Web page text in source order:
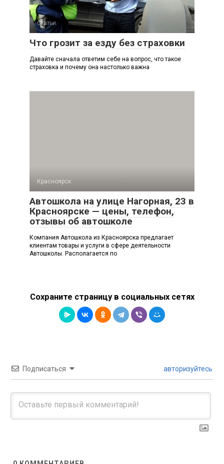
Статьи
Что грозит за езду без страховки
Давайте сначала ответим себе на вопрос, что такое
страховка и почему она настолько важна
Красноярск
Автошкола на улице Нагорная, 23 в
Красноярске — цены, телефон,
отзывы об автошколе
Компания Автошкола из Красноярска предлагает
клиентам товары и услуги в сфере деятельности
Автошколы. Располагается по
Сохраните страницу в социальных сетях
Подписаться авторизуйтесь